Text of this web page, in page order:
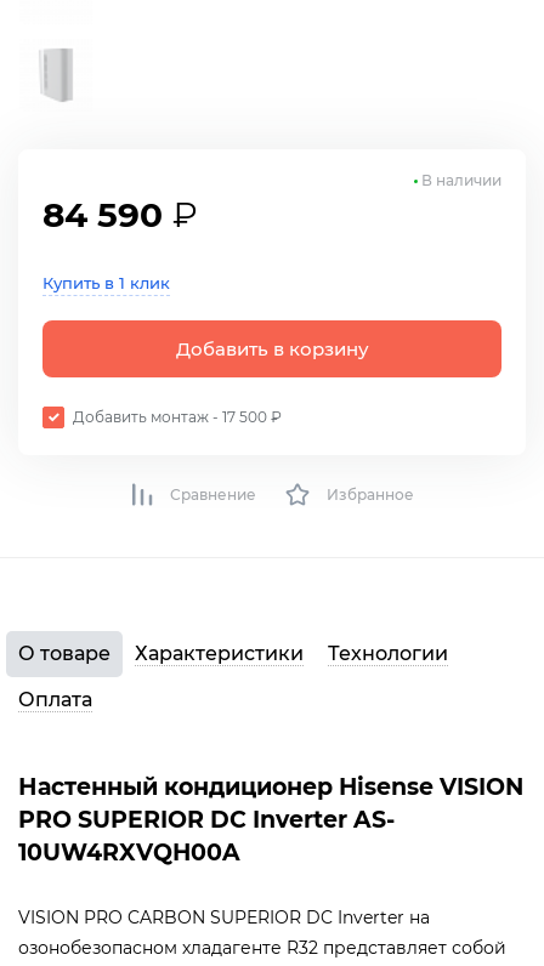
84 590 ₽
Купить в 1 клик
Добавить в корзину
Добавить монтаж - 17 500 ₽
В наличии
Сравнение Избранное
О товаре Характеристики
Технологии
Оплата
Настенный кондиционер Hisense VISION
PRO SUPERIOR DC Inverter AS-
10UW4RXVQH00A
VISION PRO CARBON SUPERIOR DC Inverter на
озонобезопасном хладагенте R32 представляет собой